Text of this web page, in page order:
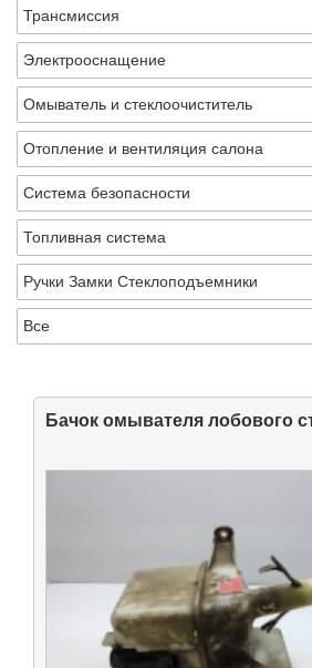
Трансмиссия
Электрооснащение
Омыватель и стеклоочиститель
Отопление и вентиляция салона
Система безопасности
Топливная система
Ручки Замки Стеклоподъемники
Все
Бачок омывателя лобового